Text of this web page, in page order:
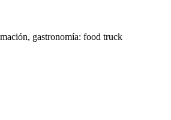
gastronomía: food truck